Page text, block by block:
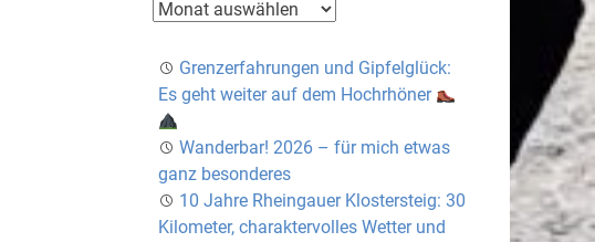
Archiv
Grenzerfahrungen und Gipfelglück:
Es geht weiter auf dem Hochrhöner
Wanderbar! 2026 – für mich etwas
ganz besonderes
10 Jahre Rheingauer Klostersteig: 30
Kilometer, charaktervolles Wetter und